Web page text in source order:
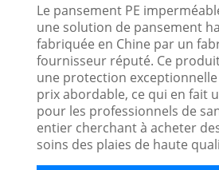
Le pansement PE
une solution de pansement
fabriquée en Chine par un
fournisseur réputé. Ce
une protection
prix abordable, ce qui en fait
pour les professionnels de
entier cherchant à acheter
soins des plaies de haute